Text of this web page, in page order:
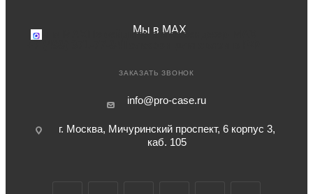
Мы в MAX
Мы в MAX
Перейдите в мессенджер MAX
ЗАКАЗАТЬ ЗВОНОК
info@pro-case.ru
г. Москва, Мичуринский проспект, 6 корпус 3,
каб. 105